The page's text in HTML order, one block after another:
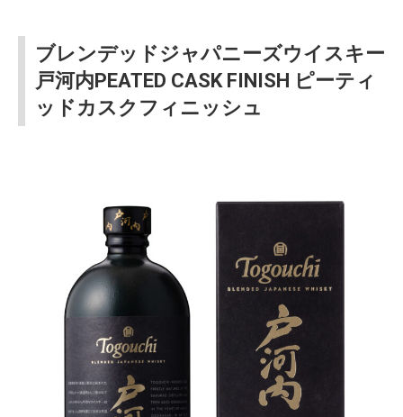
ブレンデッドジャパニーズウイスキー
戸河内PEATED CASK FINISH ピーティ
ッドカスクフィニッシュ